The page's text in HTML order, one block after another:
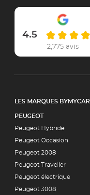
4.5
2,775 avis
LES MARQUES BYMYCAR
PEUGEOT
Peugeot Hybride
Peugeot Occasion
Peugeot 2008
Peugeot Traveller
Peugeot électrique
Peugeot 3008